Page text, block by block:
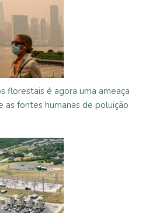
florestais é agora uma ameaça
as fontes humanas de poluição